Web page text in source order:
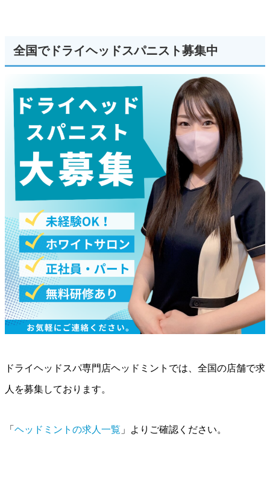
全国でドライヘッドスパニスト募集中
ドライヘッドスパ専門店ヘッドミントでは、全国の店舗で求
人を募集しております。
「 ヘッドミントの求人一覧 」よりご確認ください。